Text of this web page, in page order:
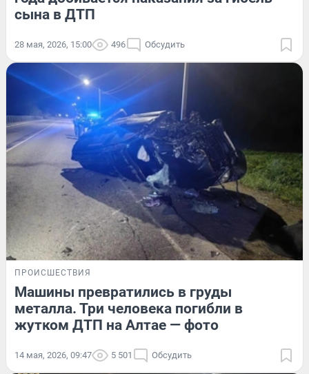
сына в ДТП
28 мая, 2026, 15:00 496 Обсудить
ПРОИСШЕСТВИЯ
Машины превратились в груды
металла. Три человека погибли в
жутком ДТП на Алтае — фото
14 мая, 2026, 09:47 5 501 Обсудить